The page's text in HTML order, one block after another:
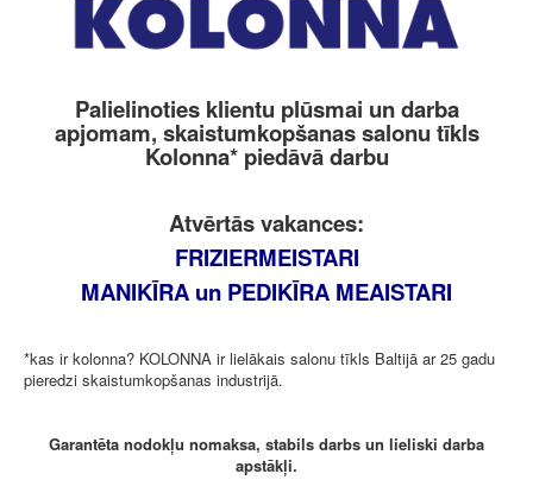
Palielinoties klientu plūsmai un darba
apjomam, skaistumkopšanas salonu tīkls
Kolonna* piedāvā darbu
Atvērtās vakances:
FRIZIERMEISTARI
MANIKĪRA un PEDIKĪRA MEAISTARI
*kas ir kolonna? KOLONNA ir lielākais salonu tīkls Baltijā ar 25 gadu
pieredzi skaistumkopšanas industrijā.
Garantēta nodokļu nomaksa, stabils darbs un lieliski darba
apstākļi.